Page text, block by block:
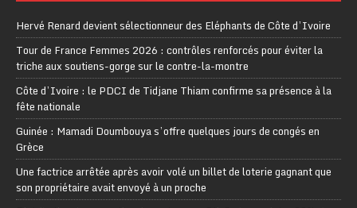
Hervé Renard devient sélectionneur des Eléphants de Côte d’Ivoire
Tour de France Femmes 2026 : contrôles renforcés pour éviter la
triche aux soutiens-gorge sur le contre-la-montre
Côte d’Ivoire : le PDCI de Tidjane Thiam confirme sa présence à la
fête nationale
Guinée : Mamadi Doumbouya s’offre quelques jours de congés en
Grèce
Une factrice arrêtée après avoir volé un billet de loterie gagnant que
son propriétaire avait envoyé à un proche